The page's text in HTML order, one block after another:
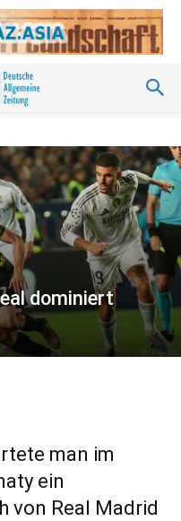
dominiert
man im
ein
von Real Madrid